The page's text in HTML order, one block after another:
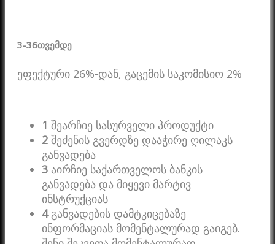
3-36თვემდე
ეფექტური 26%-დან, გაცემის საკომისიო 2%
1 შეარჩიე სასურველი პროდუქტი
2 შეძენის გვერდზე დააჭირე ღილაკს
განვადება
3 აირჩიე საქართველოს ბანკის
განვადება და მიყევი მარტივ
ინსტრუქციას
4განვადების დამტკიცებაზე
ინფორმაციას მომენტალურად გაიგებ.